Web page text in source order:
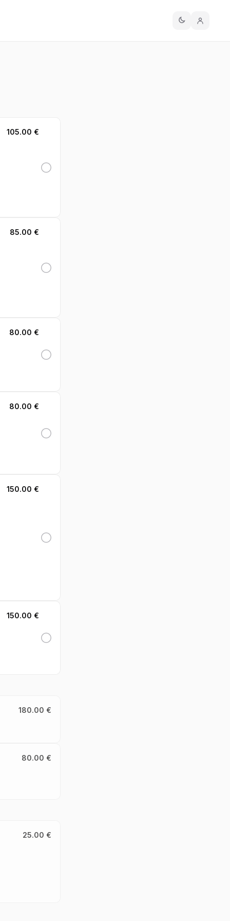
105.00 €
85.00 €
80.00 €
80.00 €
150.00 €
150.00 €
180.00 €
80.00 €
25.00 €